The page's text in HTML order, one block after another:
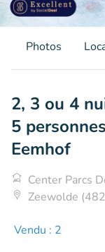
Photos
2, 3 ou 4
5
Eemhof
Center Parcs
Zeewolde
Vendu : 2